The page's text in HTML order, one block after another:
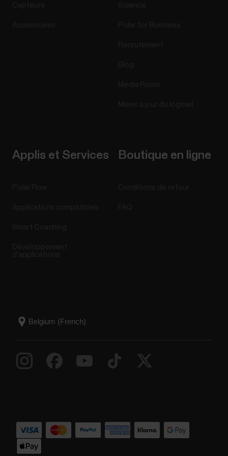
Applis et Services Boutique en ligne